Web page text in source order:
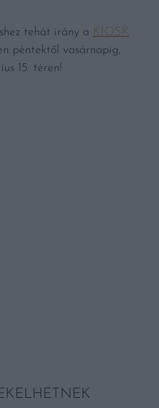
tehát irány a KIOSK
péntektől vasárnapig,
15. téren!